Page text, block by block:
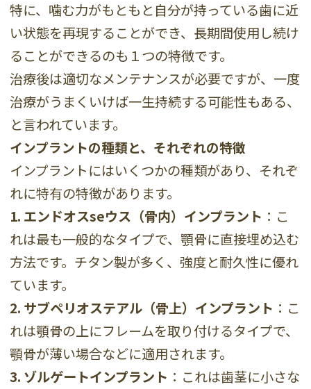
特に、噛む力がもともと自分が持っている歯に近
い状態を再現することができ、長期間使用し続け
ることができるのも１つの特徴です。
治療後は適切なメンテナンスが必要ですが、一度
治療がうまくいけば一生持続する可能性もある、
と言われています。
インプラントの種類と、それぞれの特徴
インプラントにはいくつかの種類があり、それぞ
れに特有の特徴があります。
1. エンドオスseウス（骨内）インプラント ：こ
れは最も一般的なタイプで、顎骨に直接埋め込む
方法です。チタン製が多く、強度と耐久性に優れ
ています。
2. サブペリオステアル（骨上）インプラント ：こ
れは顎骨の上にフレームを取り付けるタイプで、
顎骨が薄い場合などに適用されます。
3. ゾルゲートインプラント ：これは歯茎に小さな